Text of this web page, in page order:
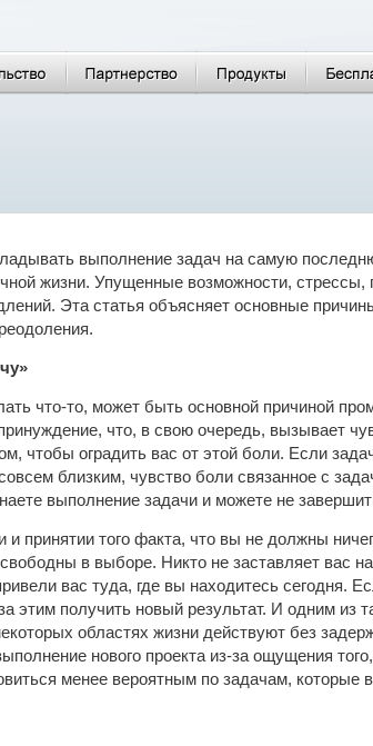
выполнение задач на самую
жизни. Упущенные возможности, стрессы,
Эта статья объясняет основные
что-то, может быть основной причиной
что, в свою очередь, вызывает
чтобы оградить вас от этой боли. Если
близким, чувство боли связанное с
выполнение задачи и можете не
принятии того факта, что вы не должны
в выборе. Никто не заставляет вас
вас туда, где вы находитесь сегодня.
этим получить новый результат. И одним из
областях жизни действуют без
нового проекта из-за ощущения
менее вероятным по задачам, которые